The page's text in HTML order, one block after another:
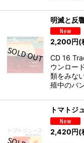
明滅と
2,200円(
CD 16
ウンロー
類をみな
殖中のバ
トマトジ
2,420円(